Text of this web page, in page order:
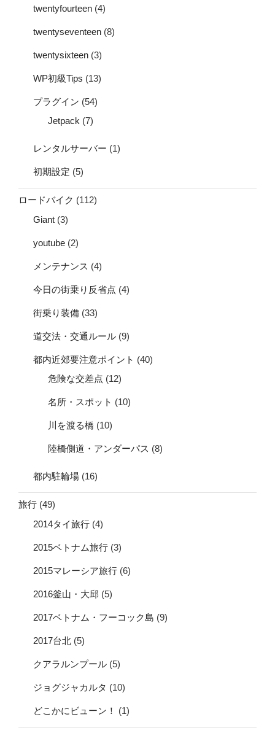
twentyfourteen (4)
twentyseventeen (8)
twentysixteen (3)
WP初級Tips (13)
プラグイン (54)
Jetpack (7)
レンタルサーバー (1)
初期設定 (5)
ロードバイク (112)
Giant (3)
youtube (2)
メンテナンス (4)
今日の街乗り反省点 (4)
街乗り装備 (33)
道交法・交通ルール (9)
都内近郊要注意ポイント (40)
危険な交差点 (12)
名所・スポット (10)
川を渡る橋 (10)
陸橋側道・アンダーパス (8)
都内駐輪場 (16)
旅行 (49)
2014タイ旅行 (4)
2015ベトナム旅行 (3)
2015マレーシア旅行 (6)
2016釜山・大邱 (5)
2017ベトナム・フーコック島 (9)
2017台北 (5)
クアラルンプール (5)
ジョグジャカルタ (10)
どこかにビューン！ (1)